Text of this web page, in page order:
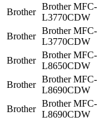
Brother
Brother MFC-
L3770CDW
Brother
Brother MFC-
L3770CDW
Brother
Brother MFC-
L8650CDW
Brother
Brother MFC-
L8690CDW
Brother
Brother MFC-
L8690CDW